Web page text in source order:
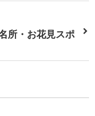
所・お花見スポ